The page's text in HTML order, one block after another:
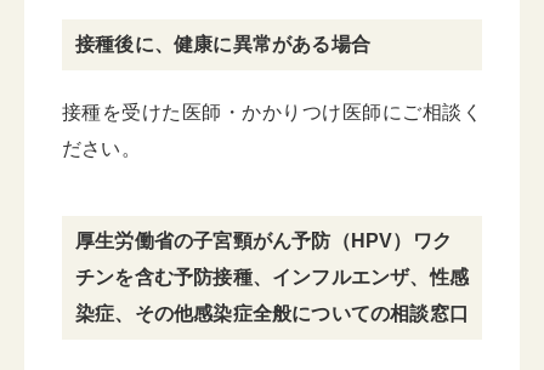
接種後に、健康に異常がある場合
接種を受けた医師・かかりつけ医師にご相談く
ださい。
厚生労働省の子宮頸がん予防（HPV）ワク
チンを含む予防接種、インフルエンザ、性感
染症、その他感染症全般についての相談窓口